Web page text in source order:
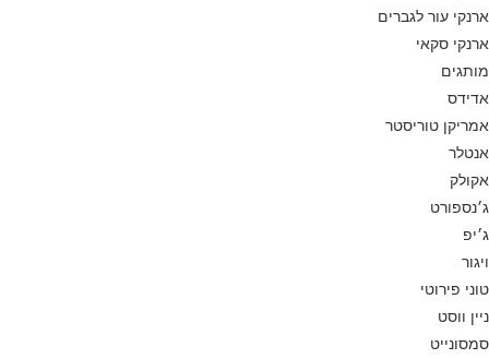
ארנקי עור לגברים
ארנקי סקאי
מותגים
אדידס
אמריקן טוריסטר
אנטלר
אקולק
ג׳נספורט
ג׳יפ
ויגור
טוני פירוטי
ניין ווסט
סמסונייט